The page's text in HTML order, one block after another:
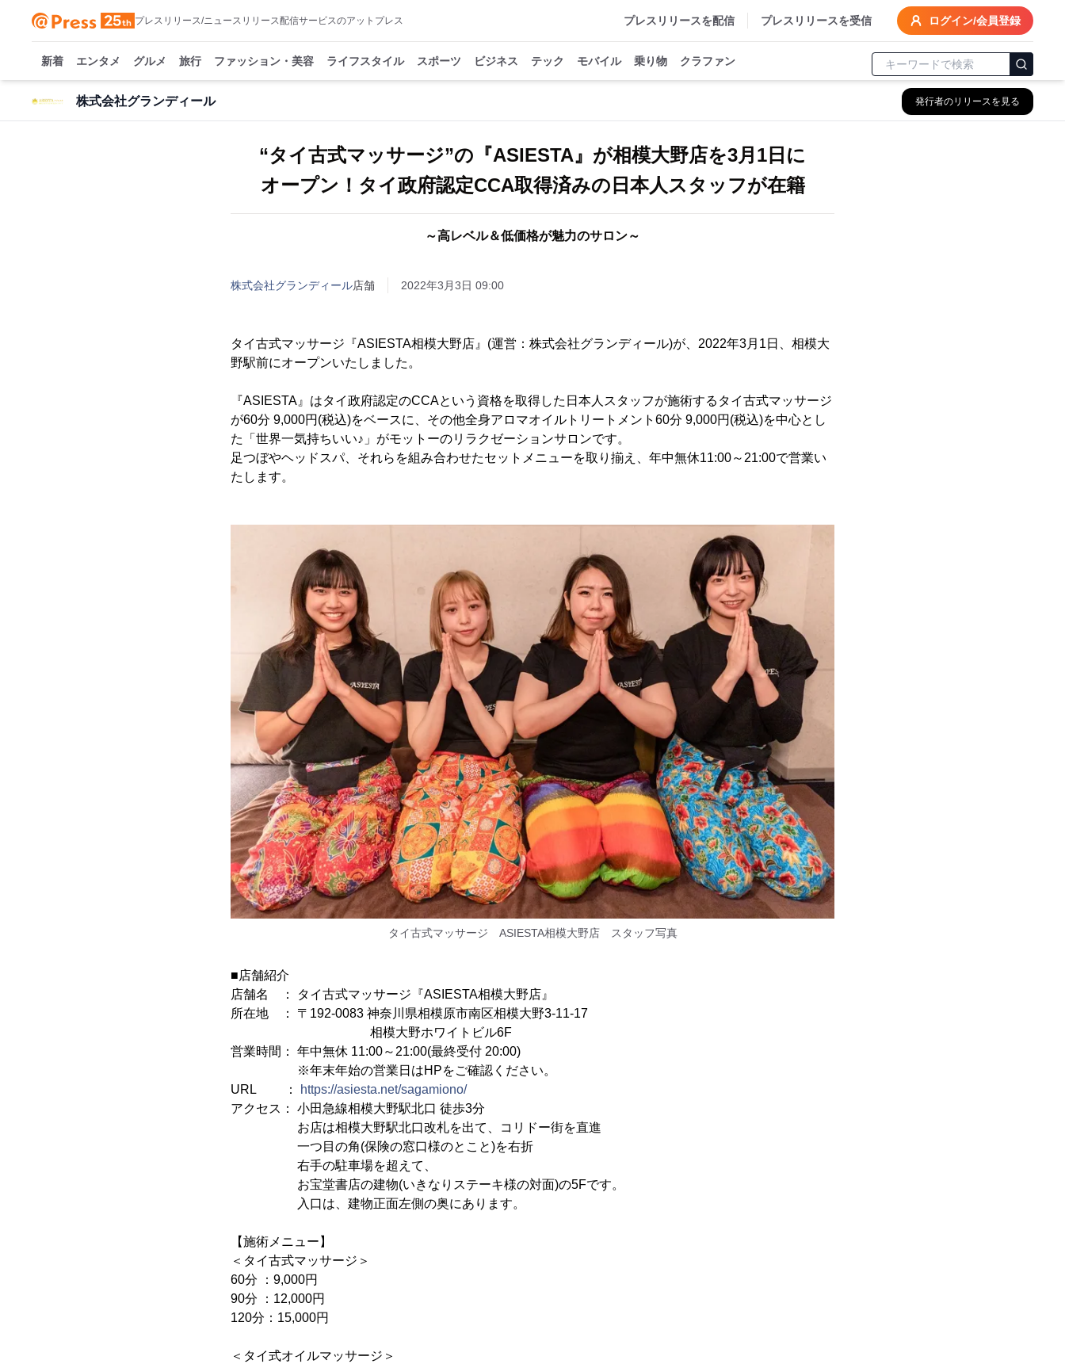
プレスリリース/ニュースリリース配信サービスのアットプレス プレスリリースを配信 プレスリリースを受信 ログイン/会員登録
新着 エンタメ グルメ 旅行 ファッション・美容 ライフスタイル スポーツ ビジネス テック モバイル 乗り物 クラファン
株式会社グランディール 発行者のリリースを見る
“タイ古式マッサージ”の『ASIESTA』が相模大野店を3月1日に
オープン！タイ政府認定CCA取得済みの日本人スタッフが在籍
～高レベル＆低価格が魅力のサロン～
株式会社グランディール店舗 2022年3月3日 09:00
タイ古式マッサージ『ASIESTA相模大野店』(運営：株式会社グランディール)が、2022年3月1日、相模大
野駅前にオープンいたしました。
『ASIESTA』はタイ政府認定のCCAという資格を取得した日本人スタッフが施術するタイ古式マッサージ
が60分 9,000円(税込)をベースに、その他全身アロマオイルトリートメント60分 9,000円(税込)を中心とし
た「世界一気持ちいい♪」がモットーのリラクゼーションサロンです。
足つぼやヘッドスパ、それらを組み合わせたセットメニューを取り揃え、年中無休11:00～21:00で営業い
たします。
タイ古式マッサージ ASIESTA相模大野店 スタッフ写真
■店舗紹介
店舗名 ： タイ古式マッサージ『ASIESTA相模大野店』
所在地 ： 〒192-0083 神奈川県相模原市南区相模大野3-11-17
相模大野ホワイトビル6F
営業時間： 年中無休 11:00～21:00(最終受付 20:00)
※年末年始の営業日はHPをご確認ください。
URL ：
https://asiesta.net/sagamiono/
アクセス： 小田急線相模大野駅北口 徒歩3分
お店は相模大野駅北口改札を出て、コリドー街を直進
一つ目の角(保険の窓口様のとこと)を右折
右手の駐車場を超えて、
お宝堂書店の建物(いきなりステーキ様の対面)の5Fです。
入口は、建物正面左側の奥にあります。
【施術メニュー】
＜タイ古式マッサージ＞
60分 ：9,000円
90分 ：12,000円
120分：15,000円
＜タイ式オイルマッサージ＞